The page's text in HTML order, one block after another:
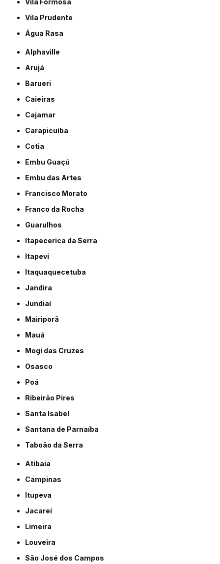
Vila Formosa
Vila Prudente
Água Rasa
Alphaville
Arujá
Barueri
Caieiras
Cajamar
Carapicuíba
Cotia
Embu Guaçú
Embu das Artes
Francisco Morato
Franco da Rocha
Guarulhos
Itapecerica da Serra
Itapevi
Itaquaquecetuba
Jandira
Jundiaí
Mairiporã
Mauá
Mogi das Cruzes
Osasco
Poá
Ribeirão Pires
Santa Isabel
Santana de Parnaíba
Taboão da Serra
Atibaia
Campinas
Itupeva
Jacareí
Limeira
Louveira
São José dos Campos